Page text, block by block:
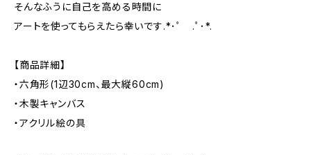
そんなふうに自己を高める時間に
アートを使ってもらえたら幸いです.*･ﾟ .ﾟ･*.
【商品詳細】
・六角形(1辺30cm、最大縦60cm)
・木製キャンバス
・アクリル絵の具